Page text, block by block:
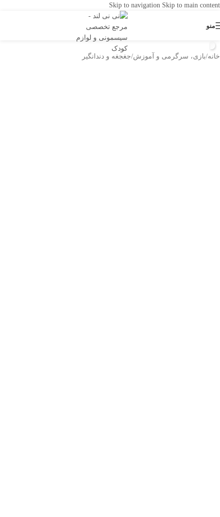
Skip to navigation Skip to main content
منو
خانه/بازی، سرگرمی و آموزش/جغجغه و دندانگیر